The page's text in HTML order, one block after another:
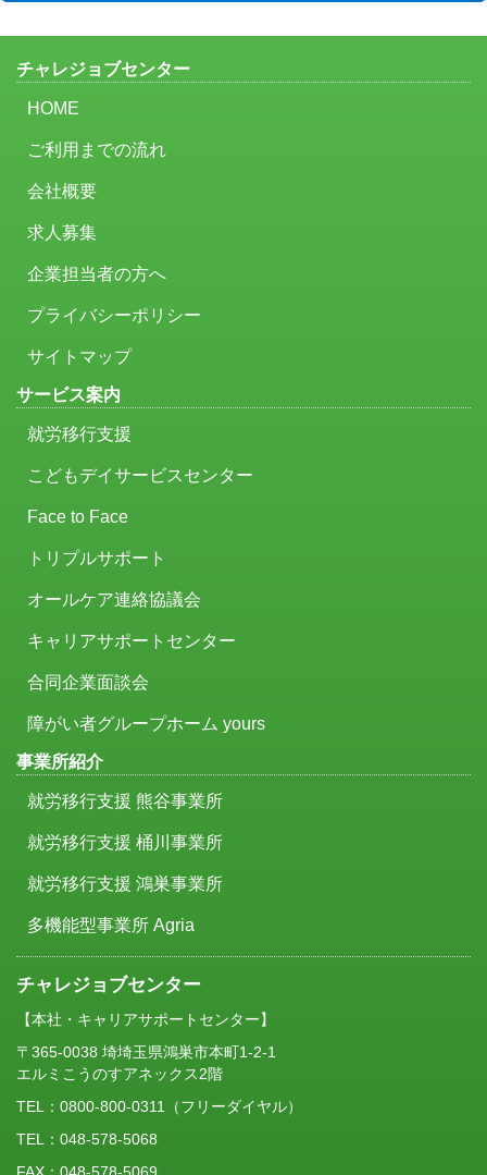
チャレジョブセンター
HOME
ご利用までの流れ
会社概要
求人募集
企業担当者の方へ
プライバシーポリシー
サイトマップ
サービス案内
就労移行支援
こどもデイサービスセンター
Face to Face
トリプルサポート
オールケア連絡協議会
キャリアサポートセンター
合同企業面談会
障がい者グループホーム yours
事業所紹介
就労移行支援 熊谷事業所
就労移行支援 桶川事業所
就労移行支援 鴻巣事業所
多機能型事業所 Agria
チャレジョブセンター
【本社・キャリアサポートセンター】
〒365-0038 埼埼玉県鴻巣市本町1-2-1
エルミこうのすアネックス2階
TEL： 0800-800-0311
（フリーダイヤル）
TEL：048-578-5068
FAX：048-578-5069